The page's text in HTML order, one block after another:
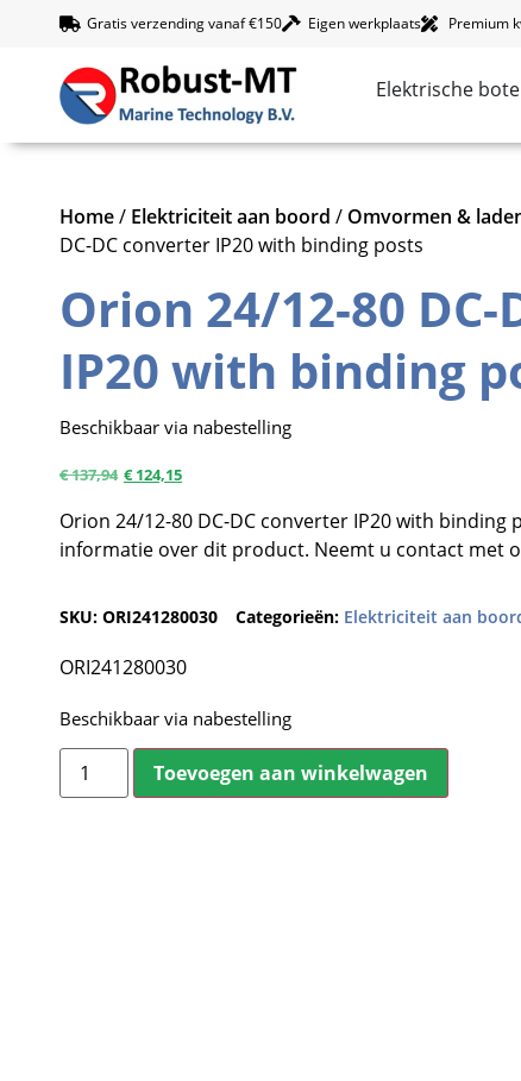
Gratis verzending vanaf €150 Eigen werkplaats Premium
Elektrische
Home/ Elektriciteit aan boord / Omvormen &
DC-DC converter IP20 with binding posts
Orion 24/12-80
IP20 with binding
Beschikbaar via nabestelling
€137,94 €124,15
Orion 24/12-80 DC-DC converter IP20 with binding
informatie over dit product. Neemt u contact met
SKU: ORI241280030 Categorieën: Elektriciteit aan
ORI241280030
Beschikbaar via nabestelling
Toevoegen aan winkelwagen